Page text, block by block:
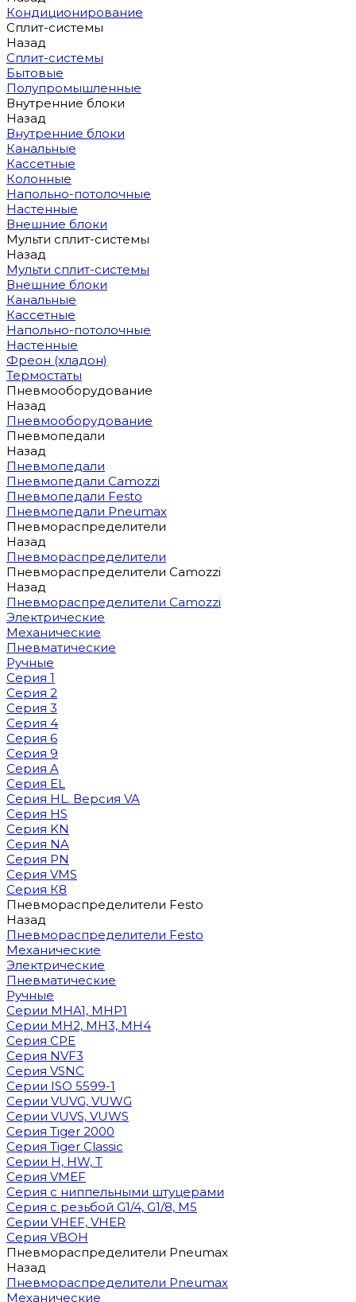
Кондиционирование
Сплит-системы
Назад
Сплит-системы
Бытовые
Полупромышленные
Внутренние блоки
Назад
Внутренние блоки
Канальные
Кассетные
Колонные
Напольно-потолочные
Настенные
Внешние блоки
Мульти сплит-системы
Назад
Мульти сплит-системы
Внешние блоки
Канальные
Кассетные
Напольно-потолочные
Настенные
Фреон (хладон)
Термостаты
Пневмооборудование
Назад
Пневмооборудование
Пневмопедали
Назад
Пневмопедали
Пневмопедали Camozzi
Пневмопедали Festo
Пневмопедали Pneumax
Пневмораспределители
Назад
Пневмораспределители
Пневмораспределители Camozzi
Назад
Пневмораспределители Camozzi
Электрические
Механические
Пневматические
Ручные
Серия 1
Серия 2
Серия 3
Серия 4
Серия 6
Серия 9
Серия A
Серия EL
Серия HL. Версия VA
Серия HS
Серия KN
Серия NA
Серия PN
Серия VMS
Серия К8
Пневмораспределители Festo
Назад
Пневмораспределители Festo
Механические
Электрические
Пневматические
Ручные
Cерии MHA1, MHP1
Cерии MH2, MH3, MH4
Cерия CPE
Серия NVF3
Серия VSNC
Серии ISO 5599-1
Серии VUVG, VUWG
Серии VUVS, VUWS
Серия Tiger 2000
Серия Tiger Classic
Серии H, HW, T
Серия VMEF
Серия с ниппельными штуцерами
Серия с резьбой G1/4, G1/8, М5
Серии VHEF, VHER
Серия VBOH
Пневмораспределители Pneumax
Назад
Пневмораспределители Pneumax
Механические